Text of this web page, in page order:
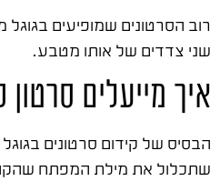
רוב הסרטונים שמופיעים
שני צדדים של אותו מטבע.
איך מייעלים סרטון
הבסיס של קידום סרטונים
שתכלול את מילת המפתח